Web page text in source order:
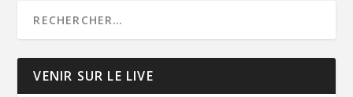
VENIR SUR LE LIVE